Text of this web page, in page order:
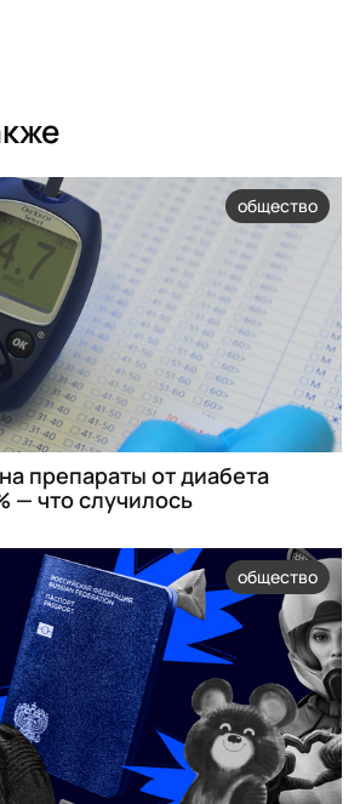
общество
препараты от диабета
— что случилось
общество